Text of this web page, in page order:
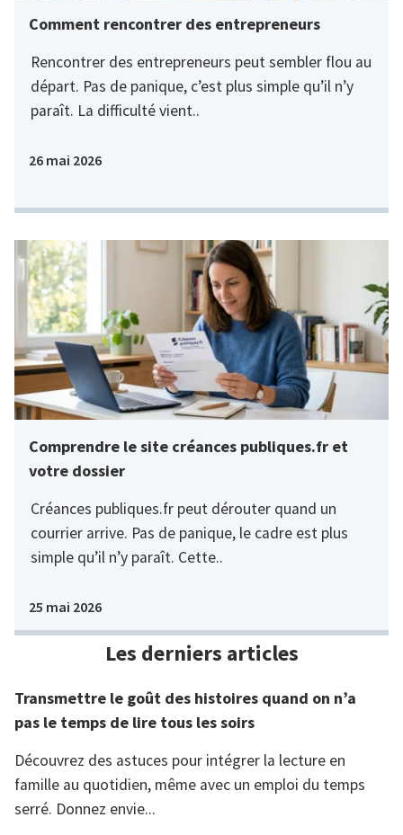
Comment rencontrer des entrepreneurs
Rencontrer des entrepreneurs peut sembler flou au
départ. Pas de panique, c’est plus simple qu’il n’y
paraît. La difficulté vient..
26 mai 2026
Comprendre le site créances publiques.fr et
votre dossier
Créances publiques.fr peut dérouter quand un
courrier arrive. Pas de panique, le cadre est plus
simple qu’il n’y paraît. Cette..
25 mai 2026
Les derniers articles
Transmettre le goût des histoires quand on n’a
pas le temps de lire tous les soirs
Découvrez des astuces pour intégrer la lecture en
famille au quotidien, même avec un emploi du temps
serré. Donnez envie...